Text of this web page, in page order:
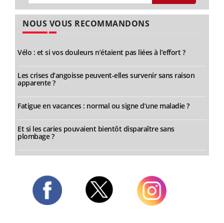
NOUS VOUS RECOMMANDONS
Vélo : et si vos douleurs n’étaient pas liées à l’effort ?
Les crises d’angoisse peuvent-elles survenir sans raison
apparente ?
Fatigue en vacances : normal ou signe d’une maladie ?
Et si les caries pouvaient bientôt disparaître sans
plombage ?